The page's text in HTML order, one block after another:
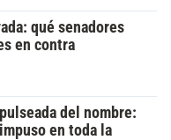
qué senadores
en contra
del nombre:
en toda la